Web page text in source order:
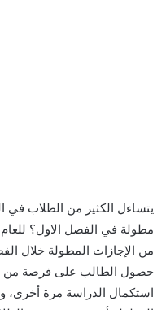
يتساءل الكثير من الطلاب في
من الإجازات المطولة خلال
حصول الطالب على فرصة من
استكمال الدراسة مرة أخرى،